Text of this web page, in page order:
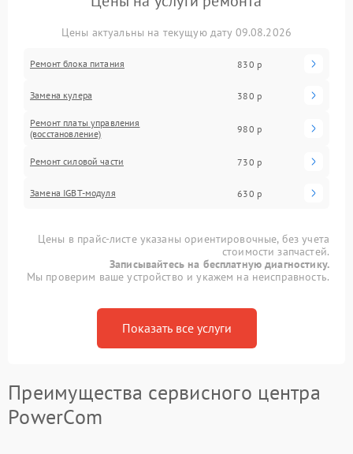
Цены актуальны на текущую дату 09.08.2026
Ремонт блока питания 830 р
Замена кулера 380 р
Ремонт платы управления
(восстановление)
980 р
Ремонт силовой части 730 р
Замена IGBT-модуля 630 р
Цены в прайс-листе указаны ориентировочные, без учета
стоимости запчастей.
Записывайтесь на бесплатную диагностику.
Мы проверим ваше устройство и укажем на неисправность.
Показать все услуги
Преимущества сервисного центра
PowerCom